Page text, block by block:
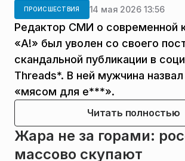
ПРОИСШЕСТВИЯ 14 мая 2026 13:56
Редактор СМИ о современной
«А!» был уволен со своего
скандальной публикации в
Threads*. В ней мужчина
«мясом для е***».
Читать полностью
Жара не за горами:
массово скупают